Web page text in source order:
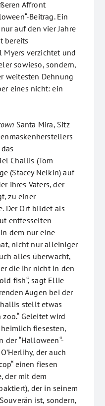
Affront
Beitrag. Ein
auf den vier Jahre
bereits
verzichtet und
sowieso, sondern,
weitesten Dehnung
eines nicht: ein
Santa Mira, Sitz
Challis (Tom
(Stacey Nelkin) auf
ihres Vaters, der
zu einer
Der Ort bildet als
entfesselten
dem nur eine
nicht nur alleiniger
alles überwacht,
die ihr nicht in den
fish“, sagt Ellie
Augen bei der
stellt etwas
zoo.“ Geleitet wird
fiesesten,
“Halloween“-
der auch
einen fiesen
der mit dem
der in seinem
ist, sondern,